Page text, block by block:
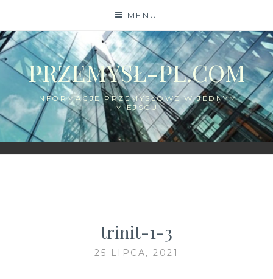
content
MENU
PRZEMYSŁ-PL.COM
INFORMACJE PRZEMYSŁOWE W JEDNYM
MIEJSCU
— —
trinit-1-3
25 LIPCA, 2021